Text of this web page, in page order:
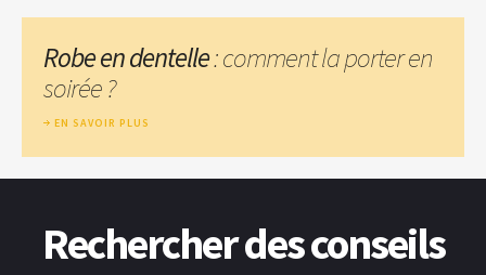
Robe en dentelle: comment la porter en
soirée ?
EN SAVOIR PLUS
Rechercher des conseils